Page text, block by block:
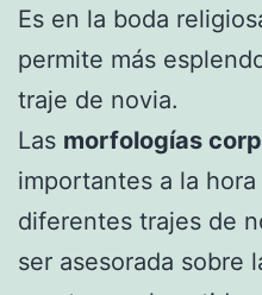
Es en la boda
permite más
traje de novia.
Las morfologías
importantes a la
diferentes trajes de
ser asesorada sobre